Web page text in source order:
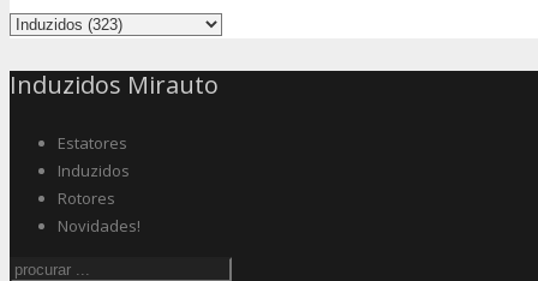
Induzidos Mirauto
Estatores
Induzidos
Rotores
Novidades!